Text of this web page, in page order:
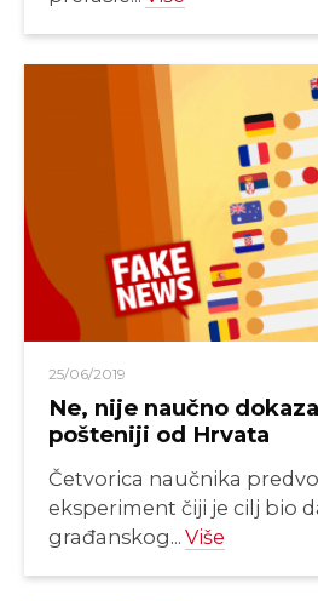
25/06/2019
Ne, nije naučno
pošteniji od Hrvata
Četvorica naučnika
eksperiment čiji je cilj bio
građanskog... Više